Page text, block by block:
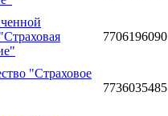
7706196090
"Страховое
7736035485